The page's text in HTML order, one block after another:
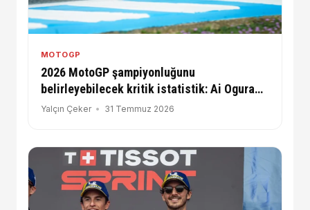
MOTOGP
2026 MotoGP şampiyonluğunu
belirleyebilecek kritik istatistik: Ai Ogura
rakiplerinden neden ayrışıyor?
Yalçın Çeker 31 Temmuz 2026